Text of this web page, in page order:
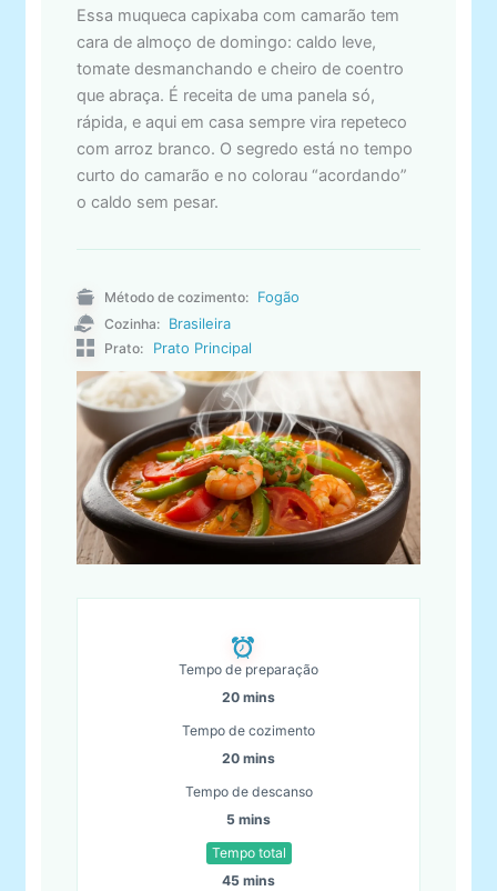
Essa muqueca capixaba com camarão tem
cara de almoço de domingo: caldo leve,
tomate desmanchando e cheiro de coentro
que abraça. É receita de uma panela só,
rápida, e aqui em casa sempre vira repeteco
com arroz branco. O segredo está no tempo
curto do camarão e no colorau “acordando”
o caldo sem pesar.
Método de cozimento: Fogão
Cozinha: Brasileira
Prato: Prato Principal
Tempo de preparação
20 mins
Tempo de cozimento
20 mins
Tempo de descanso
5 mins
Tempo total
45 mins